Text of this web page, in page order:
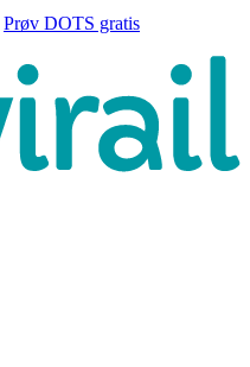
Prøv DOTS gratis